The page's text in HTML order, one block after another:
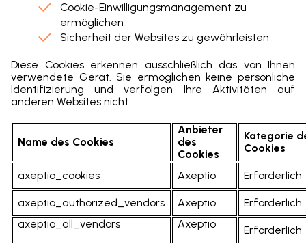
Cookie-Einwilligungsmanagement zu
ermöglichen
Sicherheit der Websites zu gewährleisten
Diese Cookies erkennen ausschließlich das von Ihnen
verwendete Gerät. Sie ermöglichen keine persönliche
Identifizierung und verfolgen Ihre Aktivitäten auf
anderen Websites nicht.
Name des Cookies
Anbieter
des
Cookies
Kategorie
Cookies
axeptio_cookies Axeptio Erforderlich
axeptio_authorized_vendors Axeptio
Erforderlich
axeptio_all_vendors
Axeptio
Erforderlich